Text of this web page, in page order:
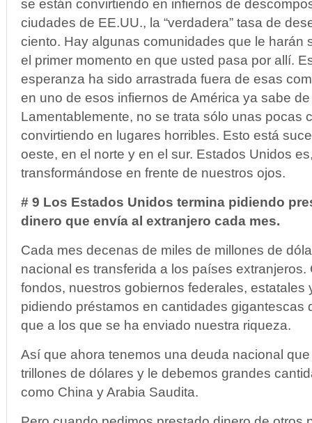
se están convirtiendo en infiernos de
ciudades de EE.UU., la “verdadera” tasa de
ciento. Hay algunas comunidades que le harán
el primer momento en que usted pasa por allí.
esperanza ha sido arrastrada fuera de esas
en uno de esos infiernos de América ya sabe
Lamentablemente, no se trata sólo unas pocas
convirtiendo en lugares horribles. Esto está
oeste, en el norte y en el sur. Estados Unidos
transformándose en frente de nuestros ojos.
# 9 Los Estados Unidos termina pidiendo
dinero que envía al extranjero cada mes.
Cada mes decenas de miles de millones de
nacional es transferida a los países extranjeros.
fondos, nuestros gobiernos federales, estatales
pidiendo préstamos en cantidades gigantescas
que a los que se ha enviado nuestra riqueza.
Así que ahora tenemos una deuda nacional
trillones de dólares y le debemos grandes
como China y Arabia Saudita.